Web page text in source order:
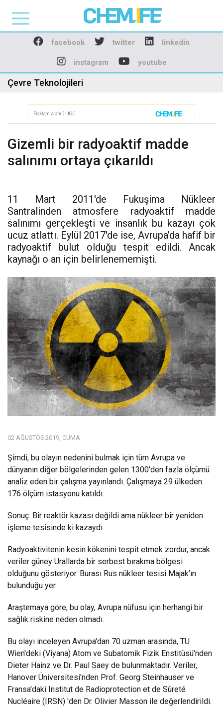
Chemlife - Basılı ve
facebook twitter linkedin
instagram youtube
Çevre Teknolojileri
Gizemli bir radyoaktif madde
salınımı ortaya çıkarıldı
11 Mart 2011'de Fukuşima Nükleer
Santralinden atmosfere radyoaktif madde
salınımı gerçekleşti ve insanlık bu kazayı çok
ucuz atlattı. Eylül 2017'de ise, Avrupa’da hafif bir
radyoaktif bulut olduğu tespit edildi. Ancak
kaynağı o an için belirlenememişti.
02 AĞUSTOS 2019, CUMA
Şimdi, bu olayın nedenini bulmak için tüm Avrupa ve
dünyanın diğer bölgelerinden gelen 1300'den fazla ölçümü
analiz eden bir çalışma yayınlandı. Çalışmaya 29 ülkeden
176 ölçüm istasyonu katıldı.
Sonuç: Bir reaktör kazası değildi ama nükleer bir yeniden
işleme tesisinde ki kazaydı.
Radyoaktivitenin kesin kökenini tespit etmek zordur, ancak
veriler güney Urallarda bir serbest bırakma bölgesi
olduğunu gösteriyor. Burası Rus nükleer tesisi Majak'ın
bulunduğu yer.
Araştırmaya göre, bu olay, Avrupa nüfusu için herhangi bir
sağlık riskine neden olmadı.
Bu olayı inceleyen Avrupa'dan 70 uzman arasında, TU
Wien'deki (Viyana) Atom ve Subatomik Fizik Enstitüsü'nden
Dieter Hainz ve Dr. Paul Saey de bulunmaktadır. Veriler,
Hanover Üniversitesi'nden Prof. Georg Steinhauser ve
Fransa'daki Institut de Radioprotection et de Sûreté
Nucléaire (IRSN) 'den Dr. Olivier Masson ile değerlendirildi.